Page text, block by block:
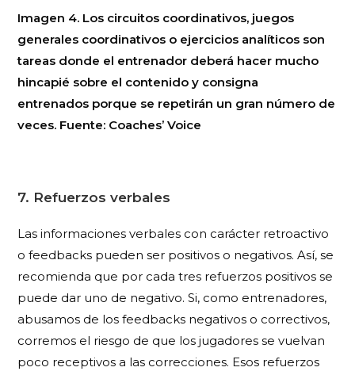
Imagen 4. Los circuitos coordinativos, juegos
generales coordinativos o ejercicios analíticos son
tareas donde el entrenador deberá hacer mucho
hincapié sobre el contenido y consigna
entrenados porque se repetirán un gran número de
veces. Fuente: Coaches’ Voice
7. Refuerzos verbales
Las informaciones verbales con carácter retroactivo
o feedbacks pueden ser positivos o negativos. Así, se
recomienda que por cada tres refuerzos positivos se
puede dar uno de negativo. Si, como entrenadores,
abusamos de los feedbacks negativos o correctivos,
corremos el riesgo de que los jugadores se vuelvan
poco receptivos a las correcciones. Esos refuerzos